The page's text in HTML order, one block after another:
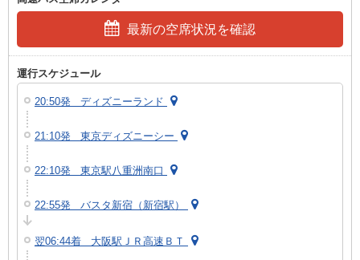
最新の空席状況を確認
運行スケジュール
20:50発 ディズニーランド
21:10発 東京ディズニーシー
22:10発 東京駅八重洲南口
22:55発 バスタ新宿（新宿駅）
翌06:44着 大阪駅ＪＲ高速ＢＴ